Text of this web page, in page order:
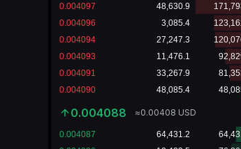
0.004088 ≈0.00408 USD